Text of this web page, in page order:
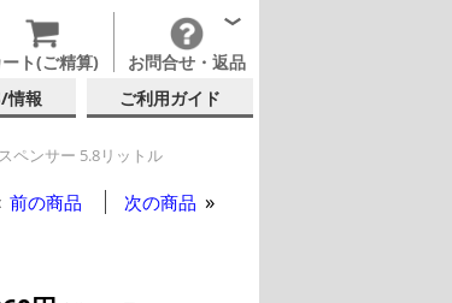
ト(ご精算) お問合せ・返品
情報 ご利用ガイド
ペンサー 5.8リットル
前の商品 次の商品